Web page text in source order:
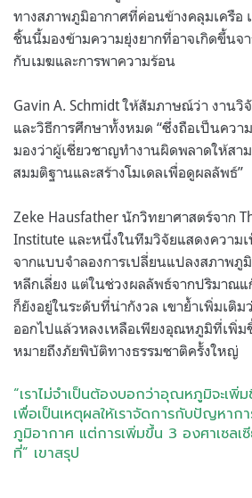
ทางสภาพภูมิอากาศที่ค่อนข้างคลุมเครือ
ชิ้นนี้มองข้ามความยุ่งยากที่อาจเกิดขึ้นจ
กับเมฆและการพาความร้อน
Gavin A. Schmidt ให้สัมภาษณ์ว่า งาน
และวิธีการศึกษาทั้งหมด “ซึ่งถือเป็นคว
มองว่าผู้เชี่ยวชาญทำงานผิดพลาดให้สา
สมมติฐานและสร้างโมเดลเพื่อดูผลลัพธ์”
Zeke Hausfather นักวิทยาศาสตร์จาก
Institute และหนึ่งในทีมวิจัยแสดงความ
จากแบบจำลองการเปลี่ยนแปลงสภาพภู
หลีกเลี่ยง แต่ในช่วงผลลัพธ์จากปริมาณ
ก็ยังอยู่ในระดับที่น่ากังวล เขาย้ำเพิ่มเติ
ออกไปแล้วหลงเหลือเพียงอุณหภูมิที่เพิ่ม
หมายถึงภัยพิบัติทางธรรมชาติครั้งใหญ่
“เราไม่จำเป็นต้องบอกว่าอุณหภูมิจะเพิ่
เพื่อเป็นเหตุผลให้เราจัดการกับปัญหา
ภูมิอากาศ แต่การเพิ่มขึ้น 3 องศาเซลเ
ที่” เขาสรุป